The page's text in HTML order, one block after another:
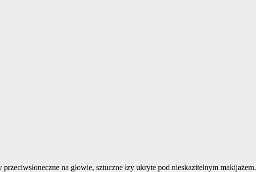
na głowie, sztuczne łzy ukryte pod nieskazitelnym makijażem.